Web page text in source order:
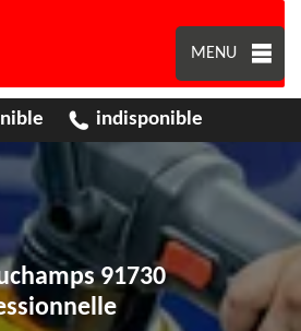
MENU
indisponible
91730